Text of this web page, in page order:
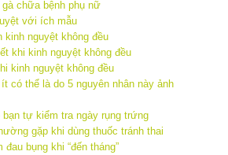
chữa bệnh phụ nữ
với ích mẫu
kinh nguyệt không đều
khi kinh nguyệt không đều
kinh nguyệt không đều
có thể là do 5 nguyên nhân này ảnh
bạn tự kiểm tra ngày rụng trứng
gặp khi dùng thuốc tránh thai
bụng khi “đến tháng”